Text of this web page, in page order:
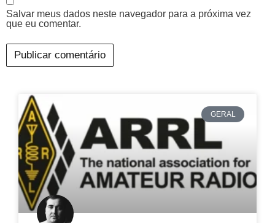
Salvar meus dados neste navegador para a próxima vez
que eu comentar.
GERAL